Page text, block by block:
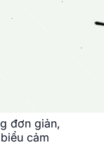
đơn giản,
cảm